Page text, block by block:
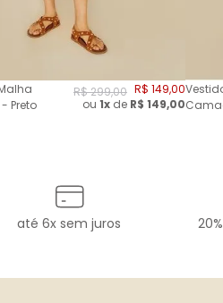
Preto
R$299,00 R$ 149,00
ou 1x de R$ 149,00
até 6x sem juros